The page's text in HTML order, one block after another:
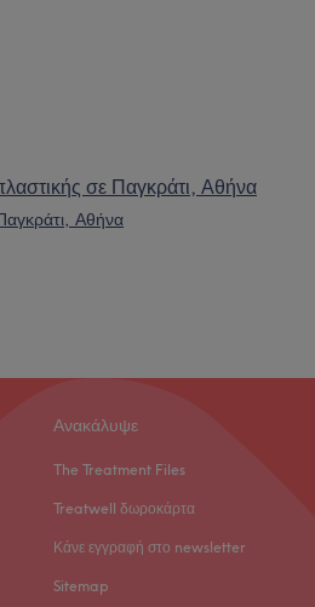
σε Παγκράτι, Αθήνα
Αθήνα
Ανακάλυψε
The Treatment Files
Treatwell δωροκάρτα
Κάνε εγγραφή στο newsletter
Sitemap